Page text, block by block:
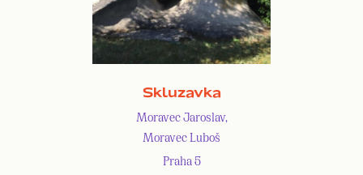
Skluzavka
Moravec Jaroslav,
Moravec Luboš
Praha 5